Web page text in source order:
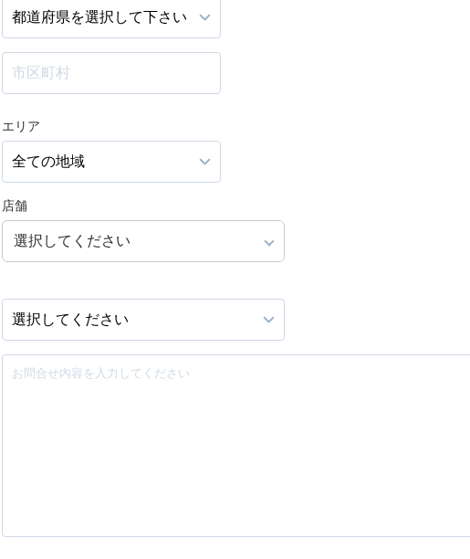
エリア
店舗
選択してください